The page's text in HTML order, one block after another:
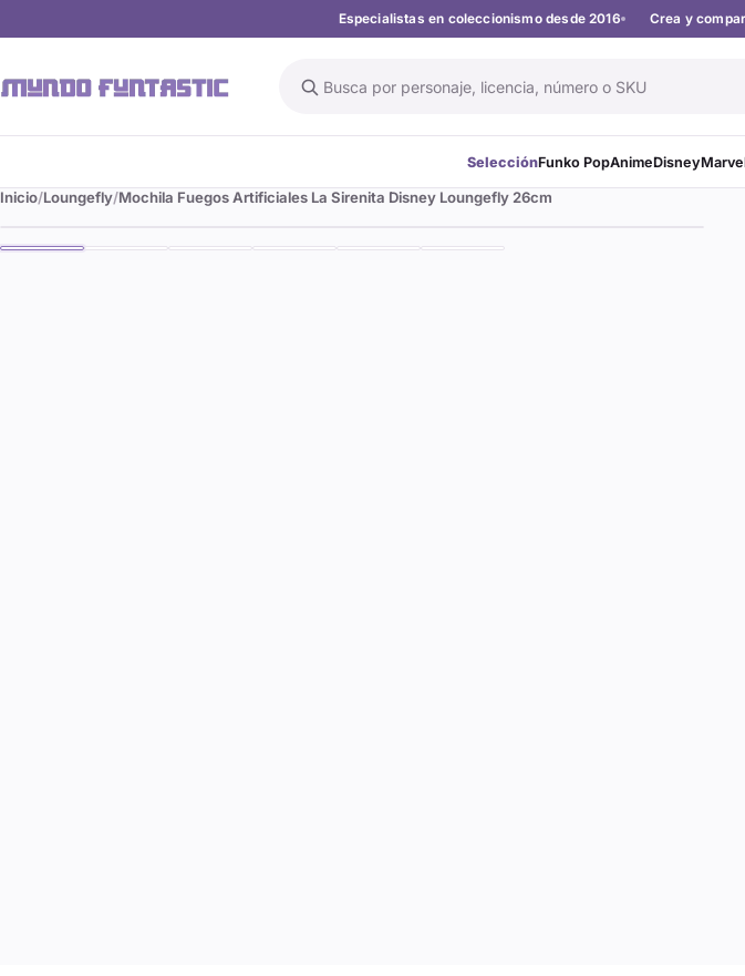
Especialistas en coleccionismo desde 2016 Crea y
Buscar en el catálogo
SelecciónFunko PopAnimeDisney
Inicio Loungefly Mochila Fuegos Artificiales La Sirenita Disney Loungefly 26cm